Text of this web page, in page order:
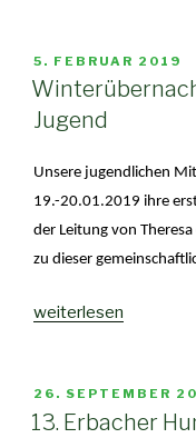
5. FEBRUAR 2019
Jugend
Unsere jugendlichen
19.-20.01.2019 ihre
der Leitung von
zu dieser
weiterlesen
26. SEPTEMBER
13. Erbacher